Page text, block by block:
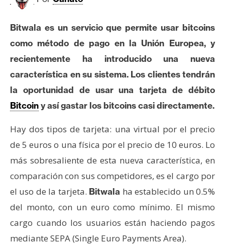
d
o
B
t
c
i
n
E
t
h
e
Bitwala es un servicio que permite usar bitcoins
como método de pago en la Unión Europea, y
recientemente ha introducido una nueva
característica en su sistema. Los clientes tendrán
la oportunidad de usar una tarjeta de débito
Bitcoiny así gastar los bitcoins casi directamente.
Hay dos tipos de tarjeta: una virtual por el precio
de 5 euros o una física por el precio de 10 euros. Lo
más sobresaliente de esta nueva característica, en
comparación con sus competidores, es el cargo por
el uso de la tarjeta. Bitwala ha establecido un 0.5%
del monto, con un euro como mínimo. El mismo
cargo cuando los usuarios están haciendo pagos
mediante SEPA (Single Euro Payments Area).